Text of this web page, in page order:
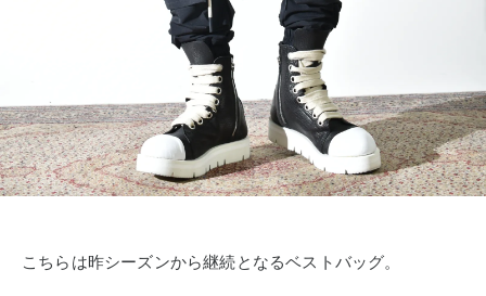
こちらは昨シーズンから継続となるベストバッグ。